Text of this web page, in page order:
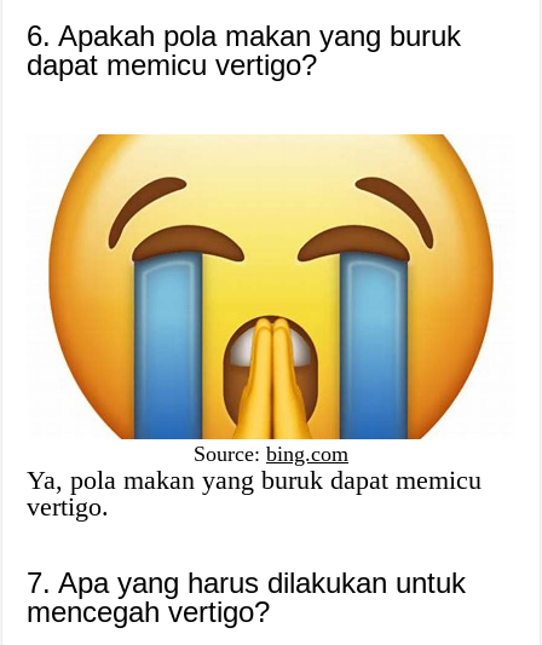
6. Apakah pola makan yang buruk
dapat memicu vertigo?
Source: bing.com
Ya, pola makan yang buruk dapat memicu
vertigo.
7. Apa yang harus dilakukan untuk
mencegah vertigo?